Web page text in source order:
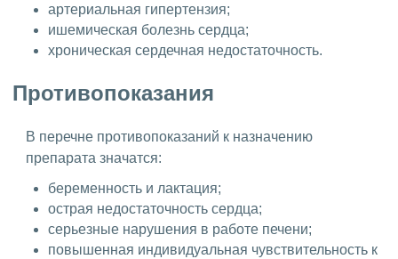
артериальная гипертензия;
ишемическая болезнь сердца;
хроническая сердечная недостаточность.
Противопоказания
В перечне противопоказаний к назначению
препарата значатся:
беременность и лактация;
острая недостаточность сердца;
серьезные нарушения в работе печени;
повышенная индивидуальная чувствительность к